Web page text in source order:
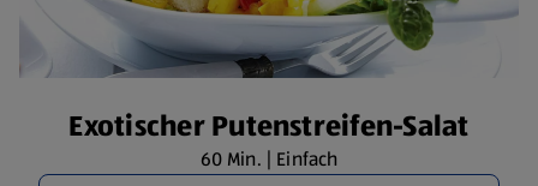
Exotischer Putenstreifen-Salat
60 Min. | Einfach